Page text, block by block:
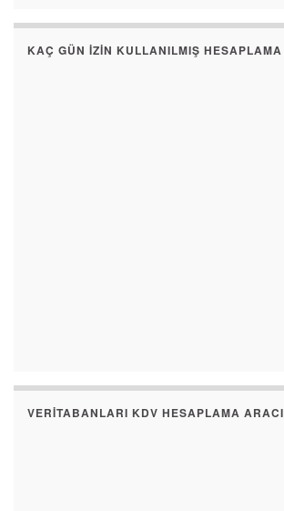
KAÇ GÜN İZIN KULLANILMIŞ HESAPLAMA
VERITABANLARI KDV HESAPLAMA ARACI